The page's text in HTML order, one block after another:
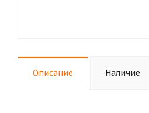
Описание Наличие